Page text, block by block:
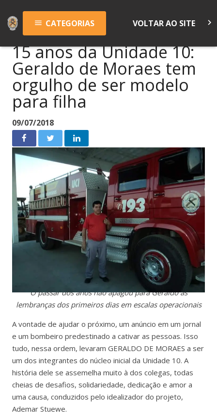
menu CATEGORIAS VOLTAR AO SITE keyboard_arrow_right
15 anos da Unidade 10:
Geraldo de Moraes tem
orgulho de ser modelo
para filha
09/07/2018
O passar dos anos não apagou para Geraldo as
lembranças dos primeiros dias em escalas operacionais
A vontade de ajudar o próximo, um anúncio em um jornal
e um bombeiro predestinado a cativar as pessoas. Isso
tudo, nessa ordem, levaram GERALDO DE MORAES a ser
um dos integrantes do núcleo inicial da Unidade 10. A
história dele se assemelha muito à dos colegas, todas
cheias de desafios, solidariedade, dedicação e amor a
uma causa, conduzidos pelo idealizador do projeto,
Ademar Stuewe.